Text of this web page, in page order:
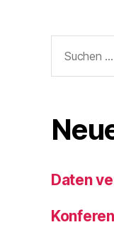
nach:
Daten